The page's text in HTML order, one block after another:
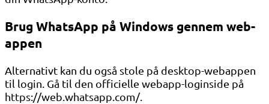
Brug WhatsApp på Windows gennem web-
appen
Alternativt kan du også stole på desktop-webappen
til login. Gå til den officielle webapp-loginside på
https://web.whatsapp.com/.